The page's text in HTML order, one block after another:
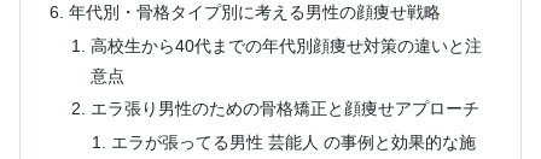
年代別・骨格タイプ別に考える男性の顔痩せ戦略
高校生から40代までの年代別顔痩せ対策の違いと注
意点
エラ張り男性のための骨格矯正と顔痩せアプローチ
エラが張ってる男性 芸能人 の事例と効果的な施